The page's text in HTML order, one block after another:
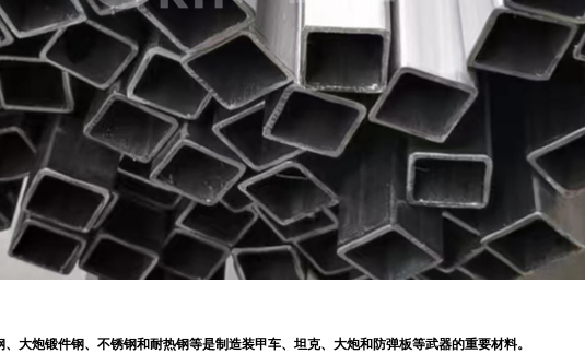
、大炮锻件钢、不锈钢和耐热钢等是制造装甲车、坦克、大炮和防弹板等武器的重要材料。